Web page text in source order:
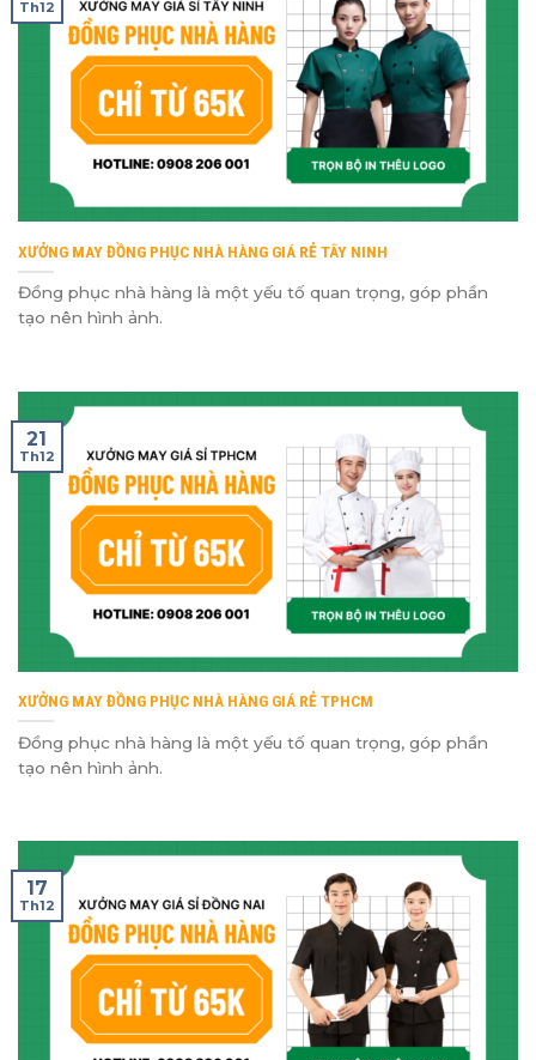
XƯỞNG MAY ĐỒNG PHỤC NHÀ HÀNG GIÁ RẺ TÂY NINH
Đồng phục nhà hàng là một yếu tố quan trọng, góp phần
tạo nên hình ảnh.
Th12
XƯỞNG MAY ĐỒNG PHỤC NHÀ HÀNG GIÁ RẺ TPHCM
Đồng phục nhà hàng là một yếu tố quan trọng, góp phần
tạo nên hình ảnh.
21
Th12
17
Th12